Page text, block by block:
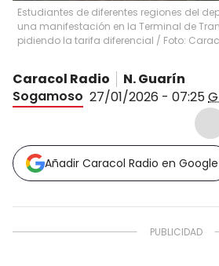
Estudiantes de diferentes regiones del
una manifestación en la Terminal de
pidiendo la tarifa diferencial / Foto:
Caracol Radio
N. Guarín
Sogamoso 27/01/2026 - 07:25
Añadir Caracol Radio en Google